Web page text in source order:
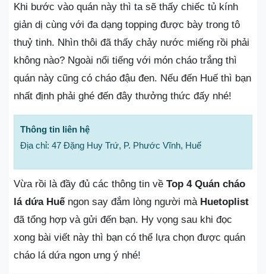
Khi bước vào quán này thì ta sẽ thấy chiếc tủ kính
giản dị cùng với đa dạng topping được bày trong tô
thuỷ tinh. Nhìn thôi đã thấy chảy nước miếng rồi phải
không nào? Ngoài nổi tiếng với món cháo trắng thì
quán này cũng có cháo đậu đen. Nếu đến Huế thì bạn
nhất định phải ghé đến đây thưởng thức đấy nhé!
Thông tin liên hệ
Địa chỉ: 47 Đặng Huy Trứ, P. Phước Vĩnh, Huế
Vừa rồi là đầy đủ các thông tin về Top 4 Quán cháo
lá dứa Huếngon say đắm lòng người mà Huetoplist
đã tổng hợp và gửi đến bạn. Hy vọng sau khi đọc
xong bài viết này thì bạn có thể lựa chọn được quán
cháo lá dứa ngon ưng ý nhé!